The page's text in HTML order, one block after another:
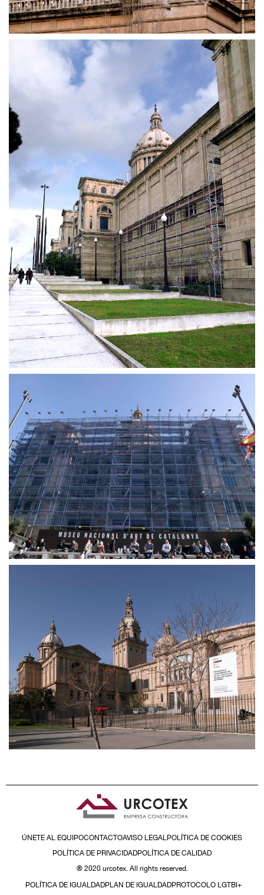
ÚNETE AL EQUIPOCONTACTOAVISO LEGALPOLÍTICA DE COOKIES
POLÍTICA DE PRIVACIDADPOLÍTICA DE CALIDAD
® 2020 urcotex. All rights reserved.
POLÍTICA DE IGUALDADPLAN DE IGUALDADPROTOCOLO LGTBI+